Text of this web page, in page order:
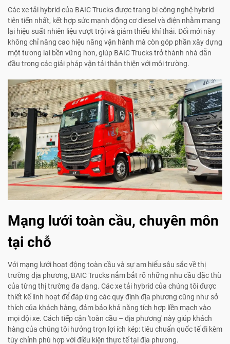
Các xe tải hybrid của BAIC Trucks được trang bị công nghệ hybrid
tiên tiến nhất, kết hợp sức mạnh động cơ diesel và điện nhằm mang
lại hiệu suất nhiên liệu vượt trội và giảm thiểu khí thải. Đổi mới này
không chỉ nâng cao hiệu năng vận hành mà còn góp phần xây dựng
một tương lai bền vững hơn, giúp BAIC Trucks trở thành nhà dẫn
đầu trong các giải pháp vận tải thân thiện với môi trường.
Mạng lưới toàn cầu, chuyên môn
tại chỗ
Với mạng lưới hoạt động toàn cầu và sự am hiểu sâu sắc về thị
trường địa phương, BAIC Trucks nắm bắt rõ những nhu cầu đặc thù
của từng thị trường đa dạng. Các xe tải hybrid của chúng tôi được
thiết kế linh hoạt để đáp ứng các quy định địa phương cũng như sở
thích của khách hàng, đảm bảo khả năng tích hợp liền mạch vào
mọi đội xe. Cách tiếp cận 'toàn cầu – địa phương' này giúp khách
hàng của chúng tôi hưởng trọn lợi ích kép: tiêu chuẩn quốc tế đi kèm
tùy chỉnh phù hợp với điều kiện thực tế tại địa phương.